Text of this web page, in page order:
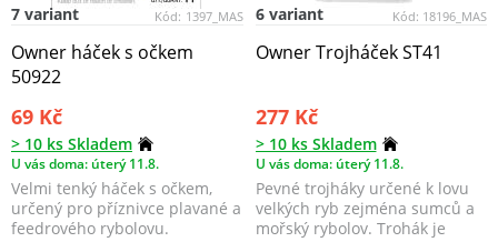
Kód: 1397_MAS
7 variant
Owner háček s očkem
50922
69 Kč
> 10 ks Skladem
U vás doma: úterý 11.8.
Velmi tenký háček s očkem,
určený pro příznivce plavané a
feedrového rybolovu.
Kód: 18196_MAS
6 variant
Owner Trojháček ST41
277 Kč
> 10 ks Skladem
U vás doma: úterý 11.8.
Pevné trojháky určené k lovu
velkých ryb zejména sumců a
mořský rybolov. Trohák je